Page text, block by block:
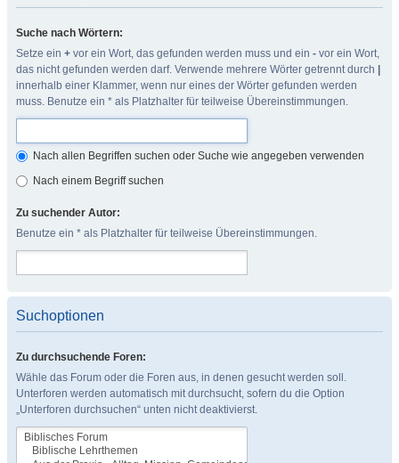
Suche nach Wörtern:
Setze ein + vor ein Wort, das gefunden werden muss und ein - vor ein Wort,
das nicht gefunden werden darf. Verwende mehrere Wörter getrennt durch
innerhalb einer Klammer, wenn nur eines der Wörter gefunden werden
muss. Benutze ein * als Platzhalter für teilweise Übereinstimmungen.
Nach allen Begriffen suchen oder Suche wie angegeben verwenden
Nach einem Begriff suchen
Zu suchender Autor:
Benutze ein * als Platzhalter für teilweise Übereinstimmungen.
Suchoptionen
Zu durchsuchende Foren:
Wähle das Forum oder die Foren aus, in denen gesucht werden soll.
Unterforen werden automatisch mit durchsucht, sofern du die Option
„Unterforen durchsuchen“ unten nicht deaktivierst.